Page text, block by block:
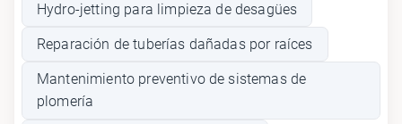
Hydro-jetting para limpieza de desagües
Reparación de tuberías dañadas por raíces
Mantenimiento preventivo de sistemas de
plomería